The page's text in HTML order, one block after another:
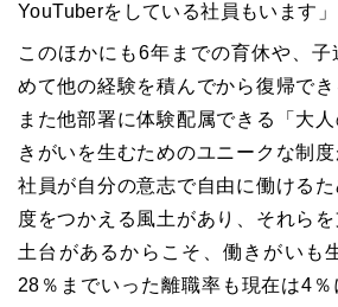
YouTuberをしている社員もいます」
このほかにも6年までの育休や、
めて他の経験を積んでから復帰でき
また他部署に体験配属できる「大
きがいを生むためのユニークな制
社員が自分の意志で自由に働ける
度をつかえる風土があり、それら
土台があるからこそ、働きがいも
28％までいった離職率も現在は4